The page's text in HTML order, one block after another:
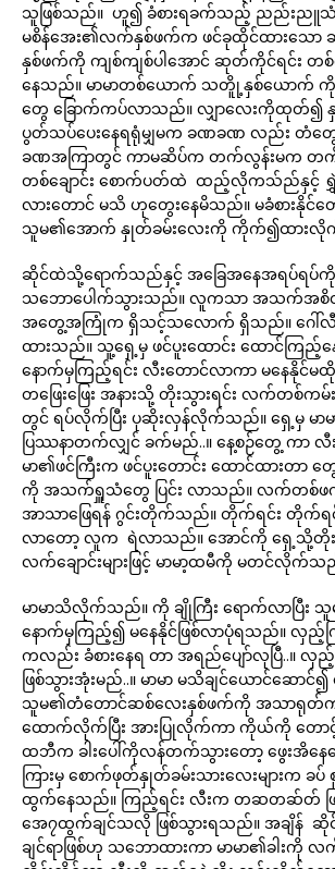
သူဖြစ်သည်။ ဟူ၍ ခံစားရခက်သည့် ညည်းညူသံ
မစိန်အေး၏လက်နှစ်ဖက်က ဖင်ခုထိုင်ထားသော ဆ
နှစ်ဖက်ကို ကျစ်ကျစ်ပါအောင် ဆုတ်ကိုင်ရင်း တစ်
နေသည်။ မာမာတစ်ယောက် သတိူု့နှစ်ယောက် ကို
တွေ ခြောက်ကပ်လာသည်။ လျှာလေးကိုထုတ်၍ နှု
ပွတ်သပ်ပေးနေရရုံမျှမက ခဏခဏ လည်း တံတွေ
ခဏအကြာတွင် ကာမဆိပ်က တက်လွန်းမက တက်လ
တစ်ချောင်း စောက်ပတ်ထဲ ထည့်လိုကသ်ည်နှင့် ရွှဲခနဲ
လားတောင် မသိ ဟုတွေးနေမိသည်။ မခံစားနိုင်တ
သူမ၏အောက် နှုတ်ခမ်းလေးကို ကိုက်၍ထားလို
ဆိုင်ထဲသို့ရောက်သည်နှင့် အခြေအနေအရပ်ရပ်
သဘောပေါက်သွားသည်။ လူကသာ အသက်အစိ
အတွေ့အကြုံက ရှိသင့်သလောက် ရှိသည်။ ဂေါ်
ထားသည်။ သူ့ရှေ့မှ ဖင်ပူးထောင်း ထောင်ကြည့်န
နောက်မှကြည့်ရင်း လီးတောင်လာကာ မနေနိုင်မ
တဖြေးဖြေး အနားသို့ တိုးသွားရင်း လက်တစ်က
တွင် ရပ်လိုက်ပြီး ပုဆိုးလှန်လိုက်သည်။ ရှေ့မှ မာမ
ပြဿနာတက်လျှင် ခက်မည်..။ နေ့စဉ်တွေ့ ကာ လီ
မာ၏ဖင်ကြီးက ဖင်ပူးတောင်း ထောင်ထားတာ
ကို အသက်ရှူသံတွေ ပြင်း လာသည်။ လက်တစ်ဖ
အာသာဖြေရန် ဂွင်းတိုက်သည်။ တိုက်ရင်း တိုက်
လာတော့ လူက ရဲလာသည်။ အောင်ကို ရှေ့သို့တိုးပ
လက်ချောင်းများဖြင့် မာမာ့ထမီကို မတင်လိုက်သ
မာမာသိလိုက်သည်။ ကို ချိုကြီး ရောက်လာပြီး သူ
နောက်မှကြည့်၍ မနေနိုင်ဖြစ်လာပုံရသည်။ လှည့်က
ကလည်း ခံစားနေရ တာ အရည်ပျော်လုပြီ..။ လှ
ဖြစ်သွားအုံးမည်..။ မာမာ မသိချင်ယောင်ဆောင်၍
သူမ၏တံတောင်ဆစ်လေးနှစ်ဖက်ကို အသာရုတ်
ထောက်လိုက်ပြီး အားပြုလိုက်ကာ ကိုယ်ကို တေ
ထဘီက ခါးပေါ်ကိုလန်တက်သွားတော့ ဖွေးအိနေ
ကြားမှ စောက်ဖုတ်နှုတ်ခမ်းသားလေးများက ခ
ထွက်နေသည်။ ကြည့်ရင်း လီးက တဆတဆ်တ် ဖြစ်
အေ၇ထွက်ချင်သလို ဖြစ်သွားရသည်။ အချိန် ဆိုင်
ချင်ရာဖြစ်ဟု သဘောထားကာ မာမာ၏ခါးကို